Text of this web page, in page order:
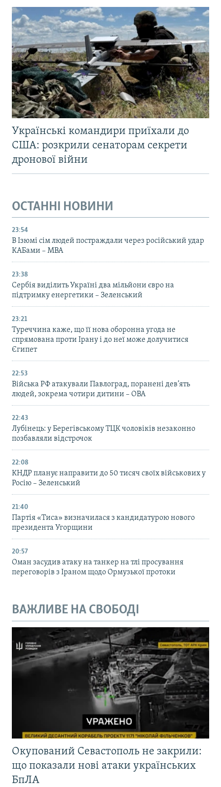
Українські командири приїхали до
США: розкрили сенаторам секрети
дронової війни
ОСТАННІ НОВИНИ
23:54
В Ізюмі сім людей постраждали через російський удар
КАБами – МВА
23:38
Сербія виділить Україні два мільйони євро на
підтримку енергетики – Зеленський
23:21
Туреччина каже, що її нова оборонна угода не
спрямована проти Ірану і до неї може долучитися
Єгипет
22:53
Війська РФ атакували Павлоград, поранені дев’ять
людей, зокрема чотири дитини – ОВА
22:43
Лубінець: у Берегівському ТЦК чоловіків незаконно
позбавляли відстрочок
22:08
КНДР планує направити до 50 тисяч своїх військових у
Росію – Зеленський
21:40
Партія «Тиса» визначилася з кандидатурою нового
президента Угорщини
20:57
Оман засудив атаку на танкер на тлі просування
переговорів з Іраном щодо Ормузької протоки
ВАЖЛИВЕ НА СВОБОДІ
Окупований Севастополь не закрили:
що показали нові атаки українських
БпЛА